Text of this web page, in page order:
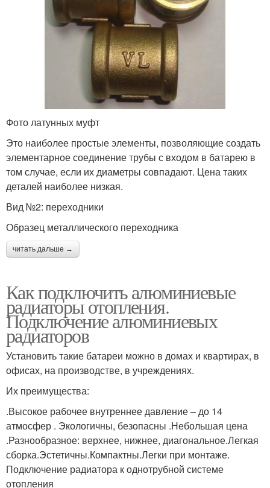
Фото латунных муфт
Это наиболее простые элементы, позволяющие создать
элементарное соединение трубы с входом в батарею в
том случае, если их диаметры совпадают. Цена таких
деталей наиболее низкая.
Вид №2: переходники
Образец металлического переходника
читать дальше →
Как подключить алюминиевые
радиаторы отопления.
Подключение алюминиевых
радиаторов
Установить такие батареи можно в домах и квартирах, в
офисах, на производстве, в учреждениях.
Их преимущества:
.Высокое рабочее внутреннее давление – до 14
атмосфер . Экологичны, безопасны .Небольшая цена
.Разнообразное: верхнее, нижнее, диагональное.Легкая
сборка.Эстетичны.Компактны.Легки при монтаже.
Подключение радиатора к однотрубной системе
отопления